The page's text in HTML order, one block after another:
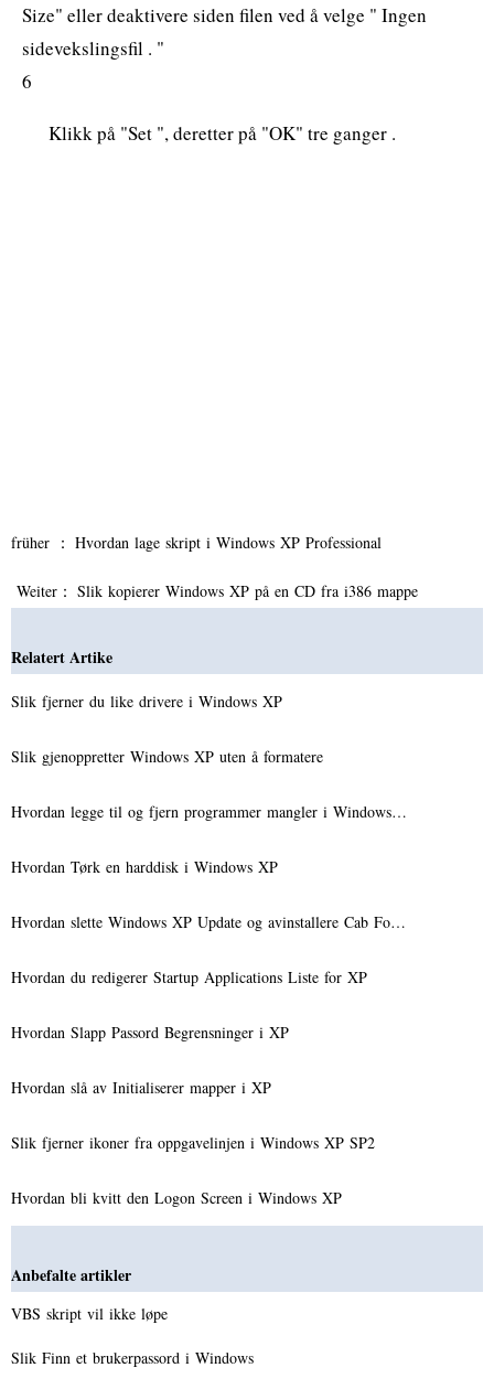
Size" eller deaktivere siden filen ved å velge " Ingen
sidevekslingsfil . "
6
Klikk på "Set ", deretter på "OK" tre ganger .
früher ： Hvordan lage skript i Windows XP Professional
Weiter： Slik kopierer Windows XP på en CD fra i386 mappe
Relatert Artike
Slik fjerner du like drivere i Windows XP
Slik gjenoppretter Windows XP uten å formatere
Hvordan legge til og fjern programmer mangler i Windows…
Hvordan Tørk en harddisk i Windows XP
Hvordan slette Windows XP Update og avinstallere Cab Fo…
Hvordan du redigerer Startup Applications Liste for XP
Hvordan Slapp Passord Begrensninger i XP
Hvordan slå av Initialiserer mapper i XP
Slik fjerner ikoner fra oppgavelinjen i Windows XP SP2
Hvordan bli kvitt den Logon Screen i Windows XP
Anbefalte artikler
VBS skript vil ikke løpe
Slik Finn et brukerpassord i Windows